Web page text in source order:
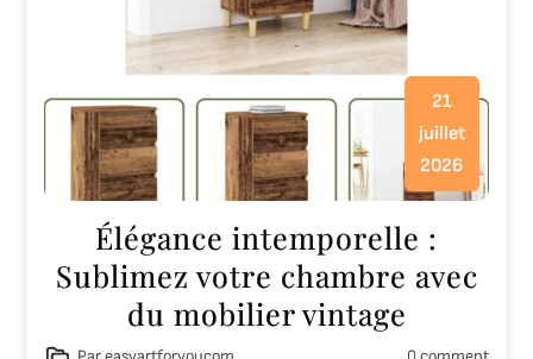
21
juillet
2026
Élégance intemporelle :
Sublimez votre chambre avec
du mobilier vintage